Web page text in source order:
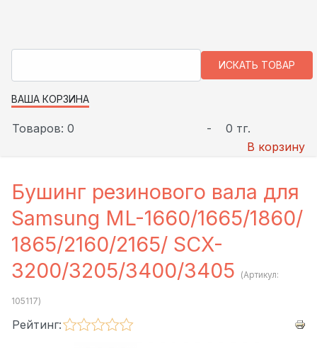
ВАША КОРЗИНА
Товаров: 0 -
0 тг.
В корзину
Бушинг резинового вала для
Samsung ML-1660/1665/1860/
1865/2160/2165/ SCX-
3200/3205/3400/3405
(Артикул:
105117)
Рейтинг: